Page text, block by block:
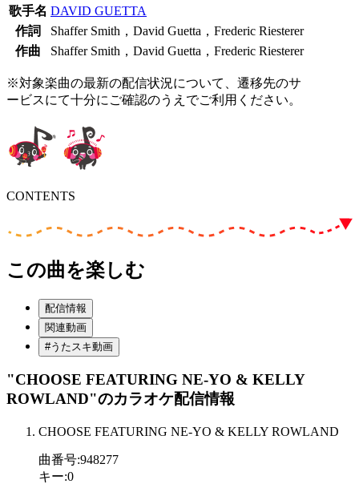
歌手名 DAVID GUETTA
作詞
Shaffer Smith，David Guetta，Frederic Riesterer
作曲
Shaffer Smith，David Guetta，Frederic Riesterer
※対象楽曲の最新の配信状況について、遷移先のサ
ービスにて十分にご確認のうえでご利用ください。
CONTENTS
この曲を楽しむ
配信情報
関連動画
#うたスキ動画
"CHOOSE FEATURING NE-YO & KELLY
ROWLAND"のカラオケ配信情報
CHOOSE FEATURING NE-YO & KELLY ROWLAND
曲番号:948277
キー:0